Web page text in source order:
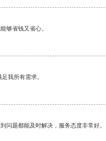
够省钱又省心。
我所有需求。
问题都能及时解决，服务态度非常好。